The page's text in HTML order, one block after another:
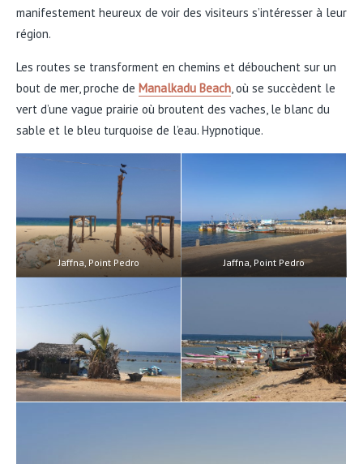
manifestement heureux de voir des visiteurs s’intéresser à leur
région.
Les routes se transforment en chemins et débouchent sur un
bout de mer, proche de Manalkadu Beach, où se succèdent le
vert d’une vague prairie où broutent des vaches, le blanc du
sable et le bleu turquoise de l’eau. Hypnotique.
Jaffna, Point Pedro Jaffna, Point Pedro